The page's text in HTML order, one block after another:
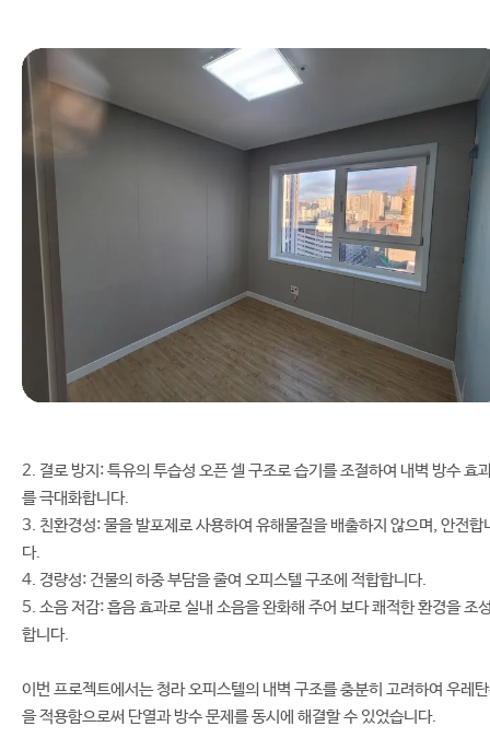
2. 결로 방지: 특유의 투습성 오픈 셀 구조로 습기를 조절하여 내벽 방수 효
를 극대화합니다.
3. 친환경성: 물을 발포제로 사용하여 유해물질을 배출하지 않으며, 안전합
다.
4. 경량성: 건물의 하중 부담을 줄여 오피스텔 구조에 적합합니다.
5. 소음 저감: 흡음 효과로 실내 소음을 완화해 주어 보다 쾌적한 환경을 조
합니다.
이번 프로젝트에서는 청라 오피스텔의 내벽 구조를 충분히 고려하여 우레
을 적용함으로써 단열과 방수 문제를 동시에 해결할 수 있었습니다.